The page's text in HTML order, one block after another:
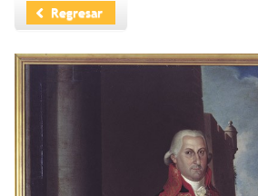
Regresar